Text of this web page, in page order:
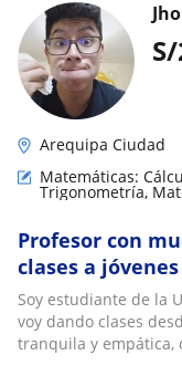
S/
Arequipa Ciudad
Matemáticas:
Trigonometría,
Profesor con
clases a
comprendan
Soy estudiante de la
voy dando clases
tranquila y empática,